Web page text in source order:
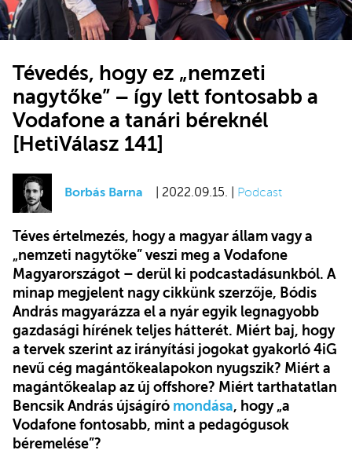
Tévedés, hogy ez „nemzeti
nagytőke” – így lett fontosabb a
Vodafone a tanári béreknél
[HetiVálasz 141]
Borbás Barna | 2022.09.15. | Podcast
Téves értelmezés, hogy a magyar állam vagy a
„nemzeti nagytőke” veszi meg a Vodafone
Magyarországot – derül ki podcastadásunkból. A
minap megjelent nagy cikkünk szerzője, Bódis
András magyarázza el a nyár egyik legnagyobb
gazdasági hírének teljes hátterét. Miért baj, hogy
a tervek szerint az irányítási jogokat gyakorló 4iG
nevű cég magántőkealapokon nyugszik? Miért a
magántőkealap az új offshore? Miért tarthatatlan
Bencsik András újságíró mondása, hogy „a
Vodafone fontosabb, mint a pedagógusok
béremelése”?